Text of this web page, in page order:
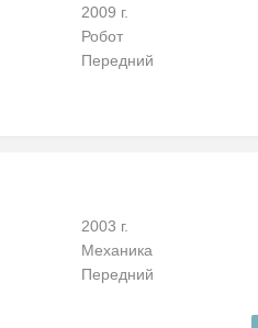
2009 г.
Робот
Передний
2003 г.
Механика
Передний